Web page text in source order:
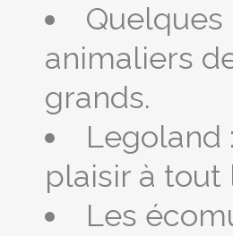
Quelques
animaliers
grands.
Legoland
plaisir à
Les